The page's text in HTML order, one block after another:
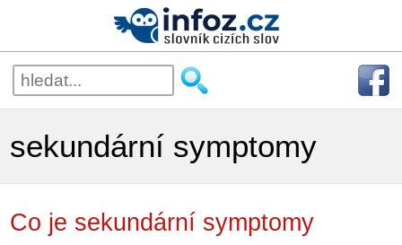
sekundární symptomy
Co je sekundární symptomy